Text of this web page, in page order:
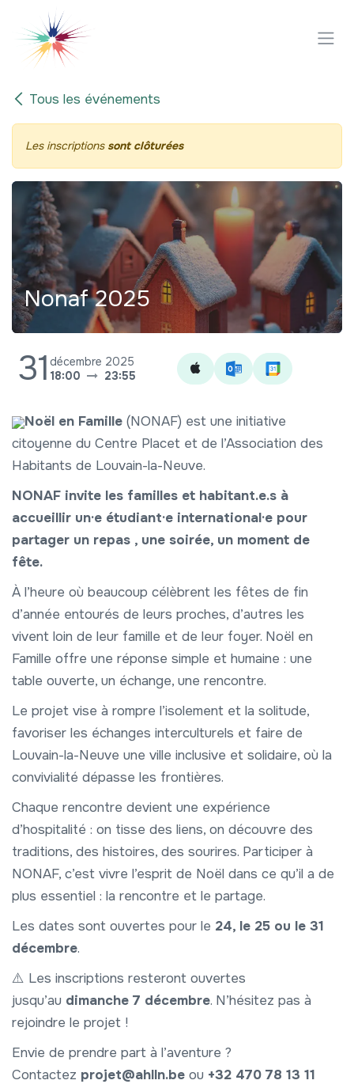
Tous les événements
Les inscriptions sont clôturées
Nonaf 2025
31 décembre 2025
18:00
23:55
Noël en Famille (NONAF) est une initiative
citoyenne du Centre Placet et de l’Association des
Habitants de Louvain-la-Neuve.
NONAF invite les familles et habitant.e.s à
accueillir un·e étudiant·e international·e pour
partager un repas , une soirée, un moment de
fête.
À l’heure où beaucoup célèbrent les fêtes de fin
d’année entourés de leurs proches, d’autres les
vivent loin de leur famille et de leur foyer. Noël en
Famille offre une réponse simple et humaine : une
table ouverte, un échange, une rencontre.
Le projet vise à rompre l’isolement et la solitude,
favoriser les échanges interculturels et faire de
Louvain-la-Neuve une ville inclusive et solidaire, où la
convivialité dépasse les frontières.
Chaque rencontre devient une expérience
d’hospitalité : on tisse des liens, on découvre des
traditions, des histoires, des sourires. Participer à
NONAF, c’est vivre l’esprit de Noël dans ce qu’il a de
plus essentiel : la rencontre et le partage.
Les dates sont ouvertes pour le 24, le 25 ou le 31
décembre.
⚠️ Les inscriptions resteront ouvertes
jusqu’au dimanche 7 décembre. N’hésitez pas à
rejoindre le projet !
Envie de prendre part à l’aventure ?
Contactez projet@ahlln.be ou +32 470 78 13 11